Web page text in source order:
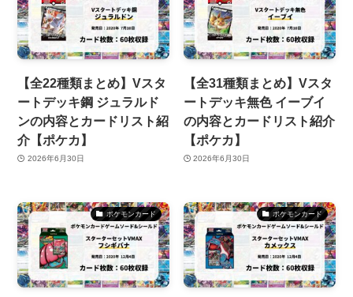
【全22種類まとめ】Vスタ
ートデッキ鋼 ジュラルド
ンの内容とカードリスト紹
介【ポケカ】
2026年6月30日
【全31種類まとめ】Vスタ
ートデッキ無色 イーブイ
の内容とカードリスト紹介
【ポケカ】
2026年6月30日
ポケモンカード ポケモンカード